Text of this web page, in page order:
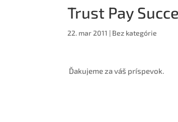
Trust Pay
22. mar 2011 | Bez kategórie
Ďakujeme za váš príspevok.